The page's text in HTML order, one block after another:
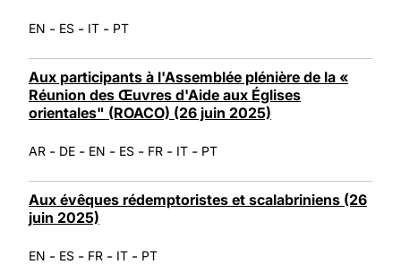
EN - ES - IT - PT
Aux participants à l'Assemblée plénière de la «
Réunion des Œuvres d'Aide aux Églises
orientales" (ROACO) (26 juin 2025)
AR - DE - EN - ES - FR - IT - PT
Aux évêques rédemptoristes et scalabriniens (26
juin 2025)
EN - ES - FR - IT - PT